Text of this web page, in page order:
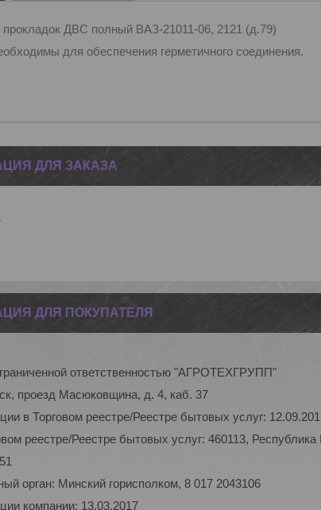
прокладок ДВС полный ВАЗ-21011-06, 2121 (д.79)
для обеспечения герметичного соединения.
ДЛЯ ЗАКАЗА
ДЛЯ ПОКУПАТЕЛЯ
ответственностью "АГРОТЕХГРУПП"
проезд Масюковщина, д. 4, каб. 37
в Торговом реестре/Реестре бытовых услуг:
реестре/Реестре бытовых услуг: 460113, Республика
орган: Минский горисполком, 8 017 2043106
компании: 13.03.2017